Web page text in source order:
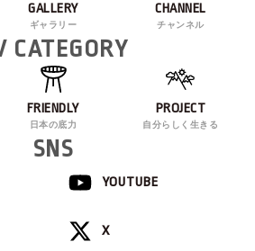
GALLERY
ギャラリー
CHANNEL
チャンネル
CATEGORY
FRIENDLY
日本の底力
PROJECT
自分らしく生きる
SNS
YOUTUBE
X